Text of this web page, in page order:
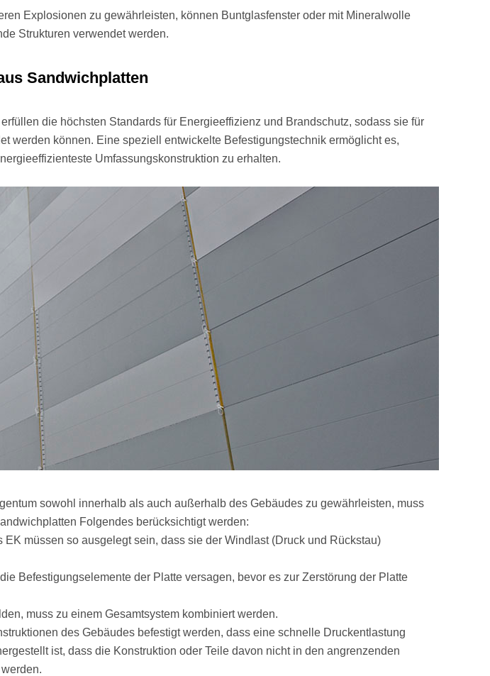
Explosionen zu gewährleisten, können Buntglasfenster oder mit Mineralwolle
Strukturen verwendet werden.
Sandwichplatten
die höchsten Standards für Energieeffizienz und Brandschutz, sodass sie für
werden können. Eine speziell entwickelte Befestigungstechnik ermöglicht es,
Umfassungskonstruktion zu erhalten.
sowohl innerhalb als auch außerhalb des Gebäudes zu gewährleisten, muss
Folgendes berücksichtigt werden:
müssen so ausgelegt sein, dass sie der Windlast (Druck und Rückstau)
Befestigungselemente der Platte versagen, bevor es zur Zerstörung der Platte
muss zu einem Gesamtsystem kombiniert werden.
des Gebäudes befestigt werden, dass eine schnelle Druckentlastung
ist, dass die Konstruktion oder Teile davon nicht in den angrenzenden